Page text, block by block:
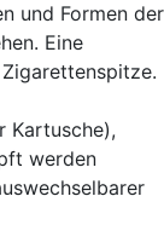
und Formen der
Eine
Kartusche),
werden